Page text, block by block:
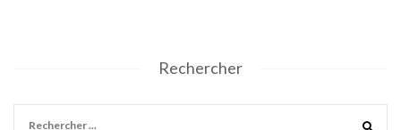
Rechercher